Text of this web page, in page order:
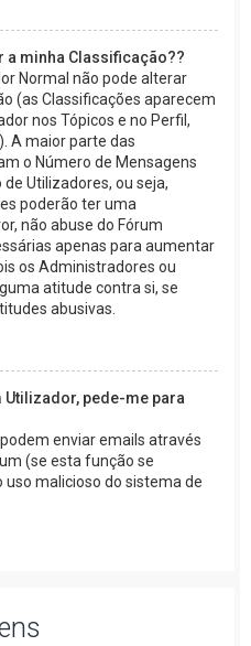
a minha Classificação??
Normal não pode alterar
(as Classificações aparecem
nos Tópicos e no Perfil,
A maior parte das
o Número de Mensagens
Utilizadores, ou seja,
poderão ter uma
não abuse do Fórum
apenas para aumentar
os Administradores ou
atitude contra si, se
abusivas.
pede-me para
enviar emails através
(se esta função se
malicioso do sistema de